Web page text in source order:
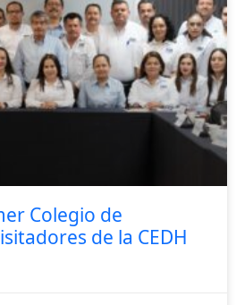
Colegio de
de la CEDH